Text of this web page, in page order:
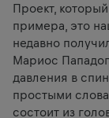
Проект,
примера, это
недавно
Мариос
давления в
простыми
состоит из